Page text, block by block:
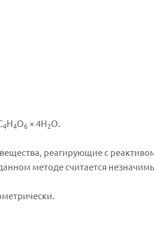
4H4O6 × 4H2O.
реагирующие с
методе считается